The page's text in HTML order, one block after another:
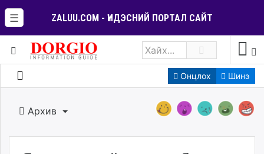
☰ ZALUU.COM - ҮНДЭСНИЙ ПОРТАЛ САЙТ